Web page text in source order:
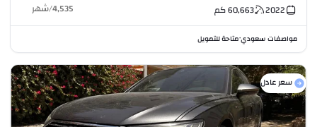
2022
60,663كم 4,535
/شهر
مواصفات سعودي•متاحة للتمويل
سعر عادل